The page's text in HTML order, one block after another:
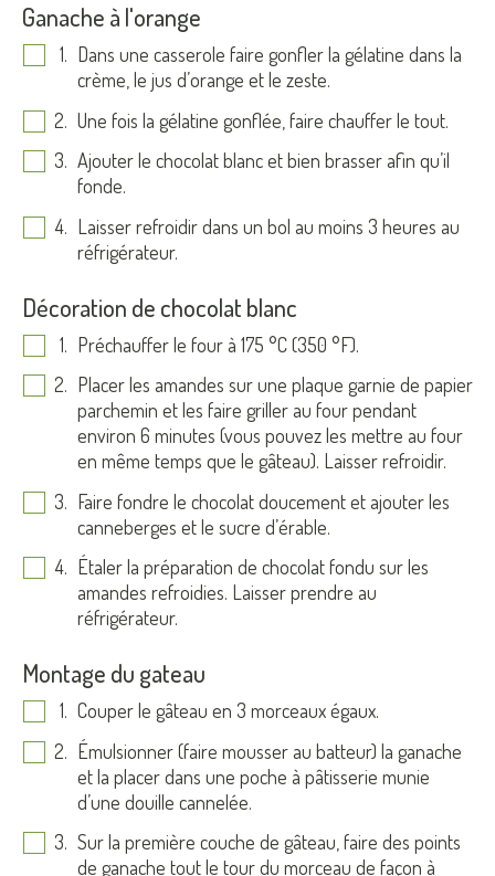
Ganache à l'orange
Dans une casserole faire gonfler la gélatine dans la
crème, le jus d’orange et le zeste.
Une fois la gélatine gonflée, faire chauffer le tout.
Ajouter le chocolat blanc et bien brasser afin qu’il
fonde.
Laisser refroidir dans un bol au moins 3 heures au
réfrigérateur.
Décoration de chocolat blanc
Préchauffer le four à 175 °C (350 °F).
Placer les amandes sur une plaque garnie de papier
parchemin et les faire griller au four pendant
environ 6 minutes (vous pouvez les mettre au four
en même temps que le gâteau). Laisser refroidir.
Faire fondre le chocolat doucement et ajouter les
canneberges et le sucre d’érable.
Étaler la préparation de chocolat fondu sur les
amandes refroidies. Laisser prendre au
réfrigérateur.
Montage du gateau
Couper le gâteau en 3 morceaux égaux.
Émulsionner (faire mousser au batteur) la ganache
et la placer dans une poche à pâtisserie munie
d’une douille cannelée.
Sur la première couche de gâteau, faire des points
de ganache tout le tour du morceau de façon à